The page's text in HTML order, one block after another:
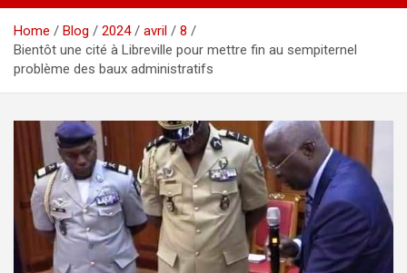
Home Blog 2024 avril
8
Bientôt une cité à Libreville pour mettre fin au sempiternel
problème des baux administratifs